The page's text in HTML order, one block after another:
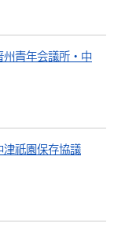
州青年会議所・中
津祇園保存協議